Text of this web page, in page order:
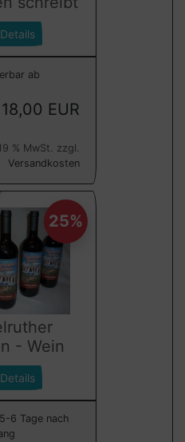
ab
18,00 EUR
% MwSt. zzgl.
Versandkosten
- Wein
6 Tage nach
25%